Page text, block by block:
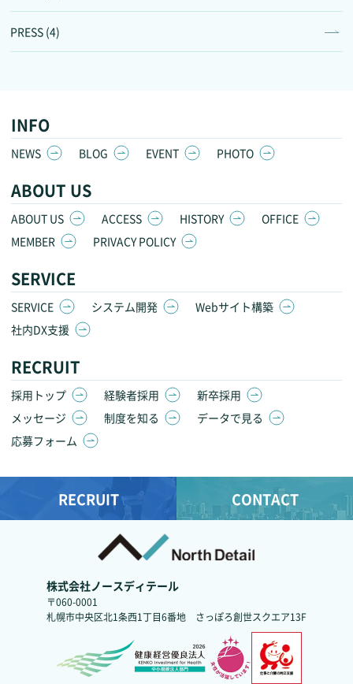
PRESS (4)
INFO
NEWS BLOG EVENT PHOTO
ABOUT US
ABOUT US ACCESS HISTORY
OFFICE
MEMBER
PRIVACY POLICY
SERVICE
SERVICE システム開発
Webサイト構築
社内DX支援
RECRUIT
採用トップ 経験者採用
新卒採用
メッセージ
制度を知る
データで見る
応募フォーム
RECRUIT CONTACT
株式会社ノースディテール
〒060-0001
札幌市中央区北1条西1丁目6番地
さっぽろ創世スクエア13F